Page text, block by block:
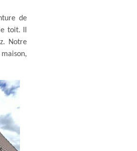
de
toit. Il
Notre